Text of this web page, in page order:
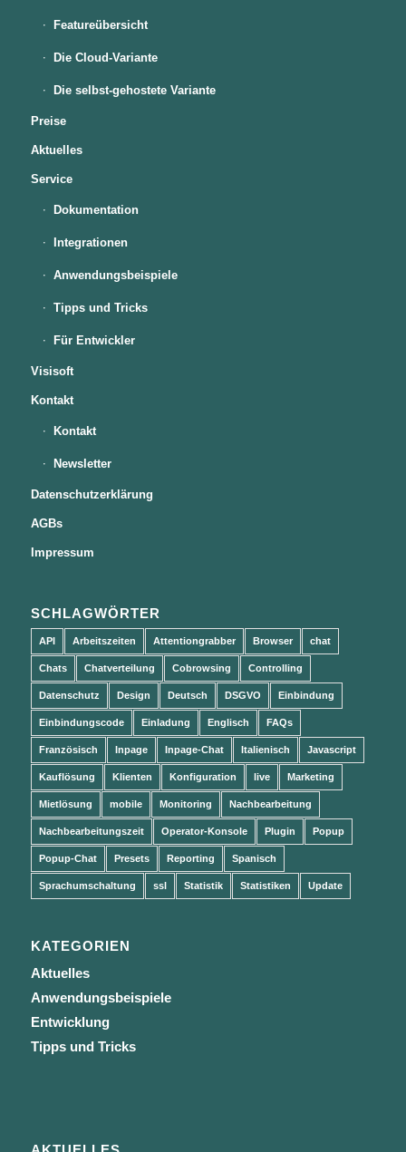
Featureübersicht
Die Cloud-Variante
Die selbst-gehostete Variante
Preise
Aktuelles
Service
Dokumentation
Integrationen
Anwendungsbeispiele
Tipps und Tricks
Für Entwickler
Visisoft
Kontakt
Kontakt
Newsletter
Datenschutzerklärung
AGBs
Impressum
SCHLAGWÖRTER
API Arbeitszeiten Attentiongrabber Browser chat
Chats Chatverteilung Cobrowsing Controlling
Datenschutz Design Deutsch DSGVO Einbindung
Einbindungscode Einladung Englisch FAQs
Französisch Inpage Inpage-Chat Italienisch Javascript
Kauflösung Klienten Konfiguration live Marketing
Mietlösung mobile Monitoring Nachbearbeitung
Nachbearbeitungszeit Operator-Konsole Plugin Popup
Popup-Chat Presets Reporting Spanisch
Sprachumschaltung ssl Statistik Statistiken Update
KATEGORIEN
Aktuelles
Anwendungsbeispiele
Entwicklung
Tipps und Tricks